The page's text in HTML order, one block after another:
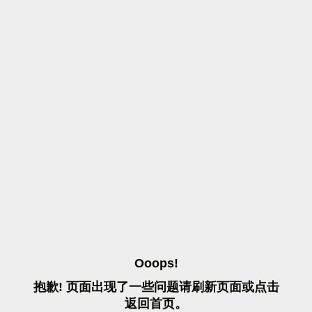
OOOPS!
抱歉! 页面出现了一些问题请刷 新页面或点击
返 回首页。